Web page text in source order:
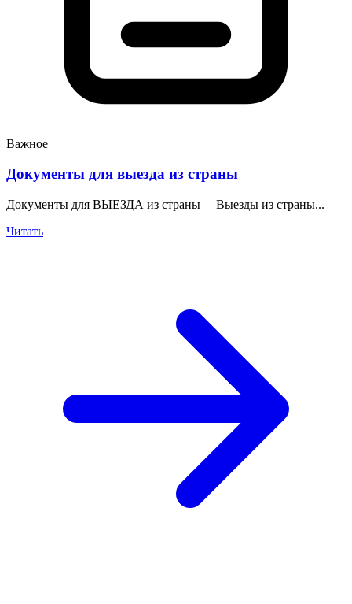
Важное
Документы для выезда из страны
Документы для ВЫЕЗДА из страны Выезды из страны...
Читать